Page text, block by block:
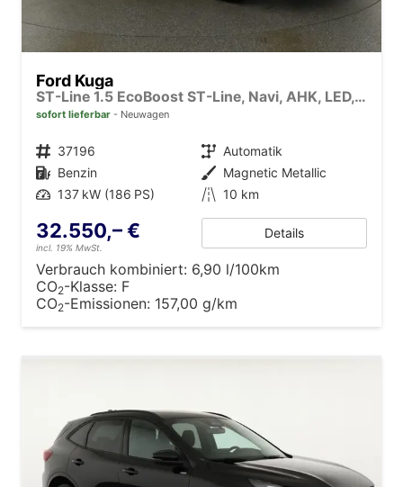
Ford Kuga
ST-Line 1.5 EcoBoost ST-Line, Navi, AHK, LED, Kamera, Winter, FS beheizbar, 5 J.-Garantie
sofort lieferbar Neuwagen
Fahrzeugnr. 37196 Getriebe Automatik
Kraftstoff Benzin Außenfarbe Magnetic Metallic
Leistung 137 kW (186 PS) Kilometerstand 10 km
32.550,– €
incl. 19% MwSt.
Details
Verbrauch kombiniert: 6,90 l/100km
CO2-Klasse: F
CO2-Emissionen: 157,00 g/km